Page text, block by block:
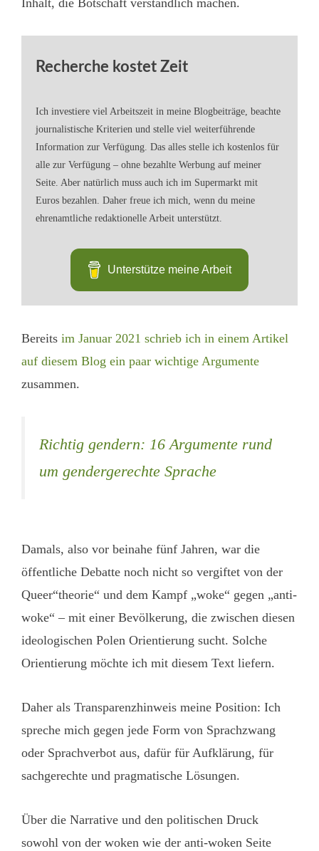
Inhalt, die Botschaft verständlich machen.
Recherche kostet Zeit
Ich investiere viel Arbeitszeit in meine Blogbeiträge, beachte
journalistische Kriterien und stelle viel weiterführende
Information zur Verfügung. Das alles stelle ich kostenlos für
alle zur Verfügung – ohne bezahlte Werbung auf meiner
Seite. Aber natürlich muss auch ich im Supermarkt mit
Euros bezahlen. Daher freue ich mich, wenn du meine
ehrenamtliche redaktionelle Arbeit unterstützt.
Unterstütze meine Arbeit
Bereits im Januar 2021 schrieb ich in einem Artikel
auf diesem Blog ein paar wichtige Argumente
zusammen.
Richtig gendern: 16 Argumente rund
um gendergerechte Sprache
Damals, also vor beinahe fünf Jahren, war die
öffentliche Debatte noch nicht so vergiftet von der
Queer“theorie“ und dem Kampf „woke“ gegen „anti-
woke“ – mit einer Bevölkerung, die zwischen diesen
ideologischen Polen Orientierung sucht. Solche
Orientierung möchte ich mit diesem Text liefern.
Daher als Transparenzhinweis meine Position: Ich
spreche mich gegen jede Form von Sprachzwang
oder Sprachverbot aus, dafür für Aufklärung, für
sachgerechte und pragmatische Lösungen.
Über die Narrative und den politischen Druck
sowohl von der woken wie der anti-woken Seite